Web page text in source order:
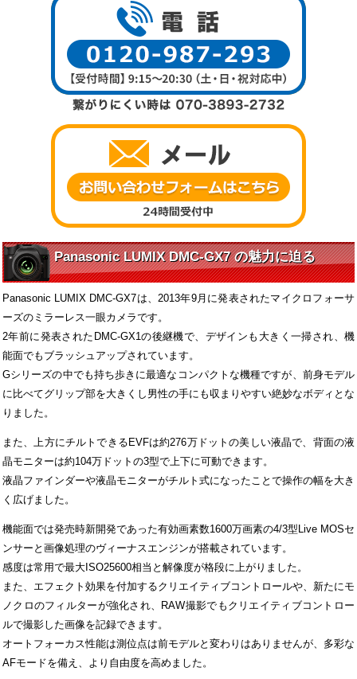
Panasonic LUMIX DMC-GX7 の魅力に迫る
Panasonic LUMIX DMC-GX7は、2013年9月に発表されたマイクロフォーサ
ーズのミラーレス一眼カメラです。
2年前に発表されたDMC-GX1の後継機で、デザインも大きく一掃され、機
能面でもブラッシュアップされています。
Gシリーズの中でも持ち歩きに最適なコンパクトな機種ですが、前身モデル
に比べてグリップ部を大きくし男性の手にも収まりやすい絶妙なボディとな
りました。
また、上方にチルトできるEVFは約276万ドットの美しい液晶で、背面の液
晶モニターは約104万ドットの3型で上下に可動できます。
液晶ファインダーや液晶モニターがチルト式になったことで操作の幅を大き
く広げました。
機能面では発売時新開発であった有効画素数1600万画素の4/3型Live MOSセ
ンサーと画像処理のヴィーナスエンジンが搭載されています。
感度は常用で最大ISO25600相当と解像度が格段に上がりました。
また、エフェクト効果を付加するクリエイティブコントロールや、新たにモ
ノクロのフィルターが強化され、RAW撮影でもクリエイティブコントロー
ルで撮影した画像を記録できます。
オートフォーカス性能は測位点は前モデルと変わりはありませんが、多彩な
AFモードを備え、より自由度を高めました。